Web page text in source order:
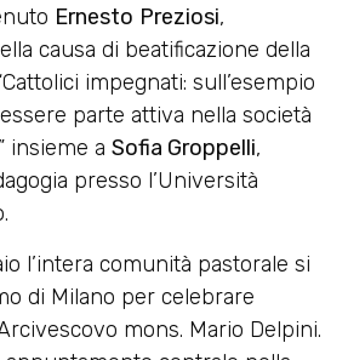
Ernesto Preziosi,
causa di beatificazione della
impegnati: sull’esempio
parte attiva nella società
insieme a Sofia Groppelli,
presso l’Università
l’intera comunità pastorale si
di Milano per celebrare
mons. Mario Delpini.